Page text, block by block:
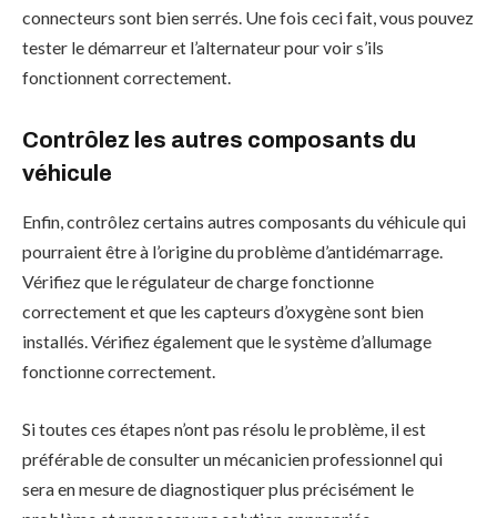
connecteurs sont bien serrés. Une fois ceci fait, vous pouvez
tester le démarreur et l’alternateur pour voir s’ils
fonctionnent correctement.
Contrôlez les autres composants du
véhicule
Enfin, contrôlez certains autres composants du véhicule qui
pourraient être à l’origine du problème d’antidémarrage.
Vérifiez que le régulateur de charge fonctionne
correctement et que les capteurs d’oxygène sont bien
installés. Vérifiez également que le système d’allumage
fonctionne correctement.
Si toutes ces étapes n’ont pas résolu le problème, il est
préférable de consulter un mécanicien professionnel qui
sera en mesure de diagnostiquer plus précisément le